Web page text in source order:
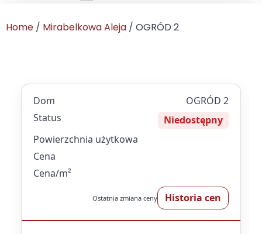
Home / Mirabelkowa Aleja / OGRÓD 2
Dom
OGRÓD 2
Status
Niedostępny
Powierzchnia użytkowa
Cena
Cena/m²
Ostatnia zmiana ceny Historia cen